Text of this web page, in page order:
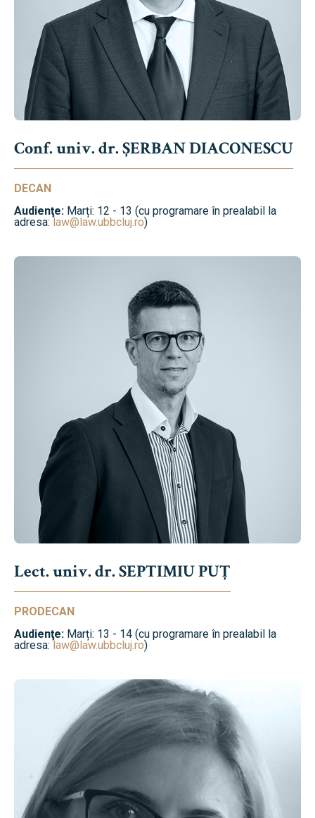
Conf. univ. dr. ȘERBAN DIACONESCU
DECAN
Audienţe: Marți: 12 - 13 (cu programare în prealabil la
adresa:law@law.ubbcluj.ro)
Lect. univ. dr. SEPTIMIU PUȚ
PRODECAN
Audienţe: Marți: 13 - 14 (cu programare în prealabil la
adresa:law@law.ubbcluj.ro)